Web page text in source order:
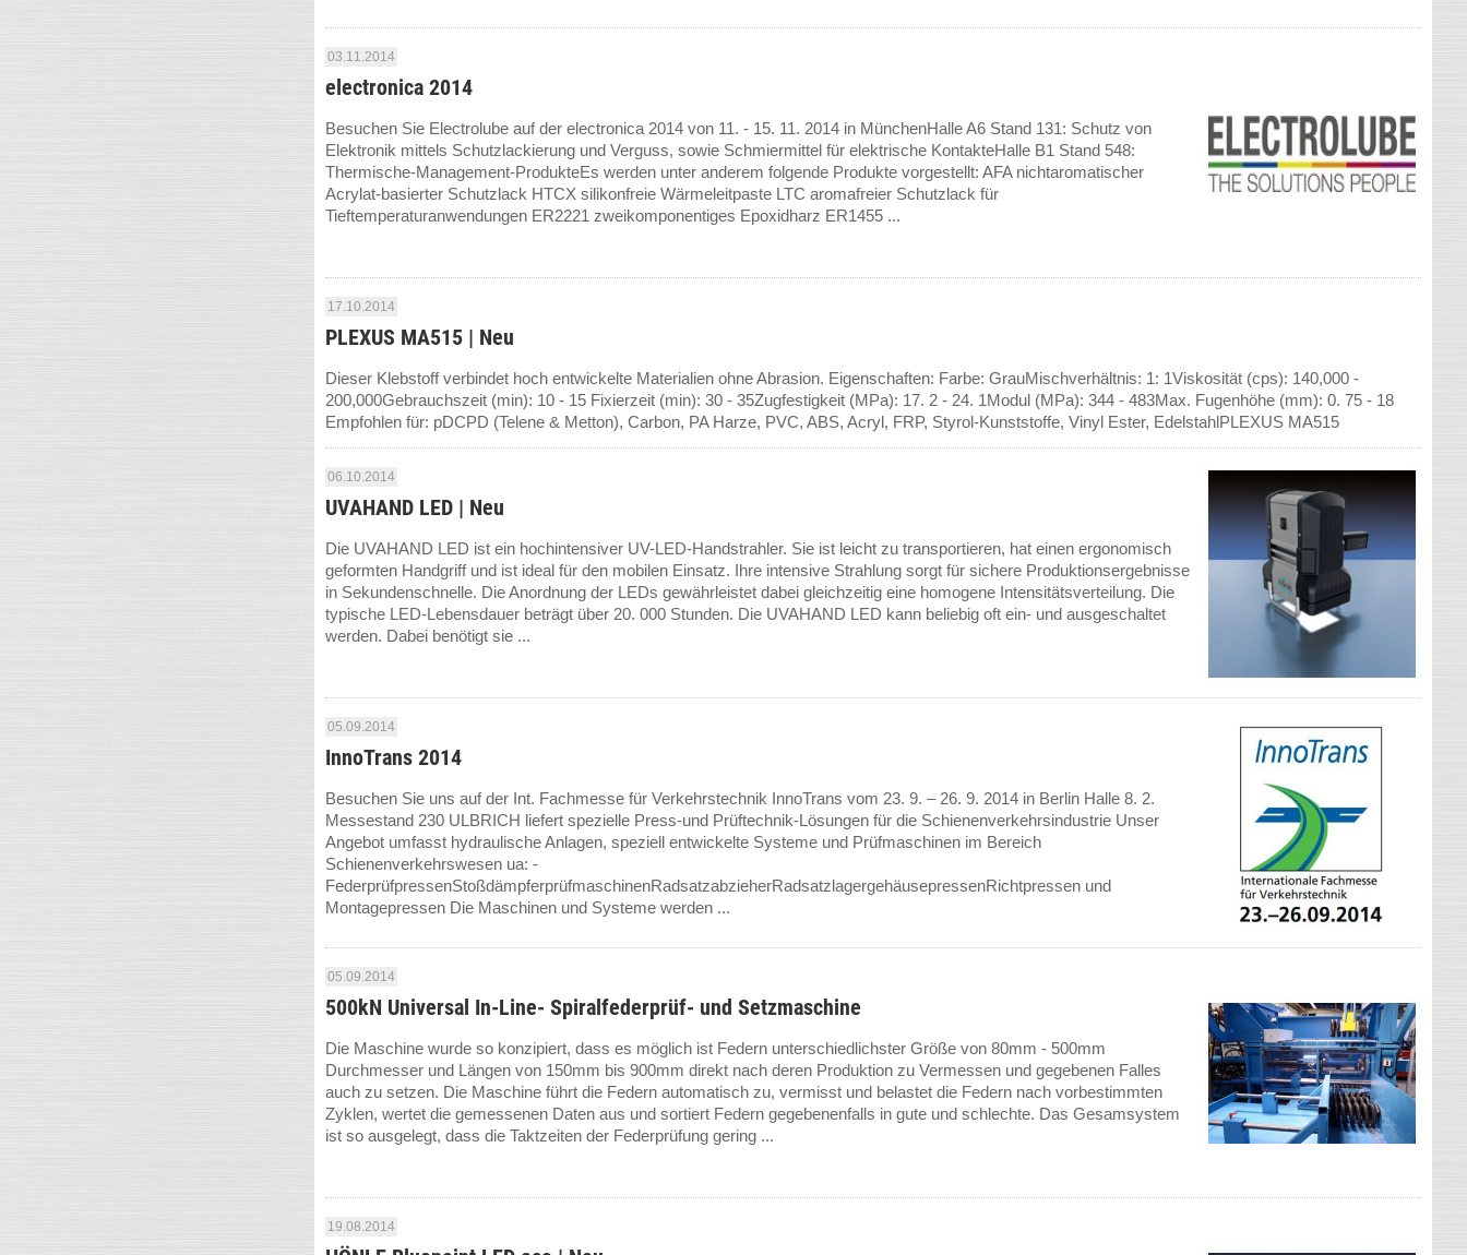
03.11.2014
electronica 2014
Besuchen Sie Electrolube auf der electronica 2014 von 11. - 15. 11. 2014 in MünchenHalle A6 Stand 131: Schutz von
Elektronik mittels Schutzlackierung und Verguss, sowie Schmiermittel für elektrische KontakteHalle B1 Stand 548:
Thermische-Management-ProdukteEs werden unter anderem folgende Produkte vorgestellt: AFA nichtaromatischer
Acrylat-basierter Schutzlack HTCX silikonfreie Wärmeleitpaste LTC aromafreier Schutzlack für
Tieftemperaturanwendungen ER2221 zweikomponentiges Epoxidharz ER1455 ...
17.10.2014
PLEXUS MA515 | Neu
Dieser Klebstoff verbindet hoch entwickelte Materialien ohne Abrasion. Eigenschaften: Farbe: GrauMischverhältnis: 1: 1Viskosität (cps): 140,000 -
200,000Gebrauchszeit (min): 10 - 15 Fixierzeit (min): 30 - 35Zugfestigkeit (MPa): 17. 2 - 24. 1Modul (MPa): 344 - 483Max. Fugenhöhe (mm): 0. 75 - 18
Empfohlen für: pDCPD (Telene & Metton), Carbon, PA Harze, PVC, ABS, Acryl, FRP, Styrol-Kunststoffe, Vinyl Ester, EdelstahlPLEXUS MA515
06.10.2014
UVAHAND LED | Neu
Die UVAHAND LED ist ein hochintensiver UV-LED-Handstrahler. Sie ist leicht zu transportieren, hat einen ergonomisch
geformten Handgriff und ist ideal für den mobilen Einsatz. Ihre intensive Strahlung sorgt für sichere Produktionsergebnisse
in Sekundenschnelle. Die Anordnung der LEDs gewährleistet dabei gleichzeitig eine homogene Intensitätsverteilung. Die
typische LED-Lebensdauer beträgt über 20. 000 Stunden. Die UVAHAND LED kann beliebig oft ein- und ausgeschaltet
werden. Dabei benötigt sie ...
05.09.2014
InnoTrans 2014
Besuchen Sie uns auf der Int. Fachmesse für Verkehrstechnik InnoTrans vom 23. 9. – 26. 9. 2014 in Berlin Halle 8. 2.
Messestand 230 ULBRICH liefert spezielle Press-und Prüftechnik-Lösungen für die Schienenverkehrsindustrie Unser
Angebot umfasst hydraulische Anlagen, speziell entwickelte Systeme und Prüfmaschinen im Bereich
Schienenverkehrswesen ua: -
FederprüfpressenStoßdämpferprüfmaschinenRadsatzabzieherRadsatzlagergehäusepressenRichtpressen und
Montagepressen Die Maschinen und Systeme werden ...
05.09.2014
500kN Universal In-Line- Spiralfederprüf- und Setzmaschine
Die Maschine wurde so konzipiert, dass es möglich ist Federn unterschiedlichster Größe von 80mm - 500mm
Durchmesser und Längen von 150mm bis 900mm direkt nach deren Produktion zu Vermessen und gegebenen Falles
auch zu setzen. Die Maschine führt die Federn automatisch zu, vermisst und belastet die Federn nach vorbestimmten
Zyklen, wertet die gemessenen Daten aus und sortiert Federn gegebenenfalls in gute und schlechte. Das Gesamsystem
ist so ausgelegt, dass die Taktzeiten der Federprüfung gering ...
19.08.2014